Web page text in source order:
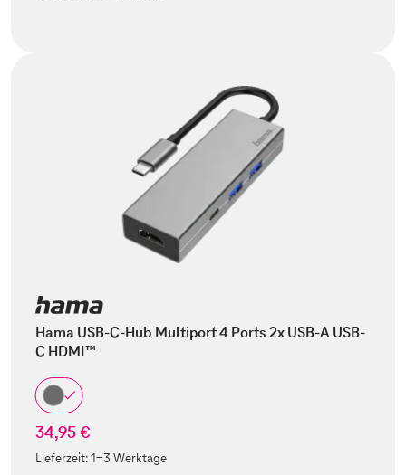
Hama USB-C-Hub Multiport 4 Ports 2x USB-A USB-
C HDMI™
34,95 €
Lieferzeit:1-3 Werktage